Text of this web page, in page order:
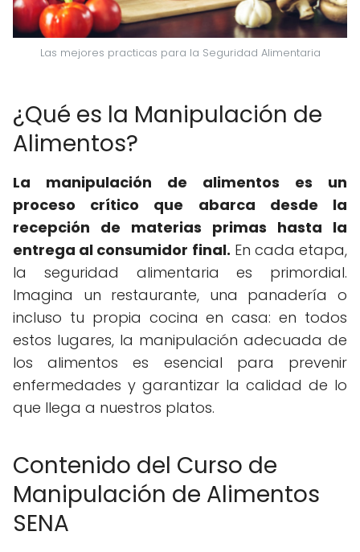
Las mejores practicas para la Seguridad Alimentaria
¿Qué es la Manipulación de
Alimentos?
La manipulación de alimentos es un
proceso crítico que abarca desde la
recepción de materias primas hasta la
entrega al consumidor final. En cada etapa,
la seguridad alimentaria es primordial.
Imagina un restaurante, una panadería o
incluso tu propia cocina en casa: en todos
estos lugares, la manipulación adecuada de
los alimentos es esencial para prevenir
enfermedades y garantizar la calidad de lo
que llega a nuestros platos.
Contenido del Curso de
Manipulación de Alimentos
SENA